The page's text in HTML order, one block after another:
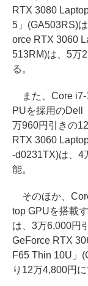
RTX 3080
5」(GA503RS)
orce RTX 3060
513RM)は、5万
る。
また、Core i7-
PUを採用のDell
万960円引きの
RTX 3060
-d0231TX)は、4
能。
そのほか、
top GPUを搭載
は、3万6,000円
GeForce RTX
F65 Thin 10U」
り12万4,800円